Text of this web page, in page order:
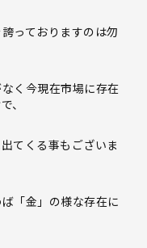
っておりますのは勿
く今現在市場に存在
、
てくる事もございま
「金」の様な存在に